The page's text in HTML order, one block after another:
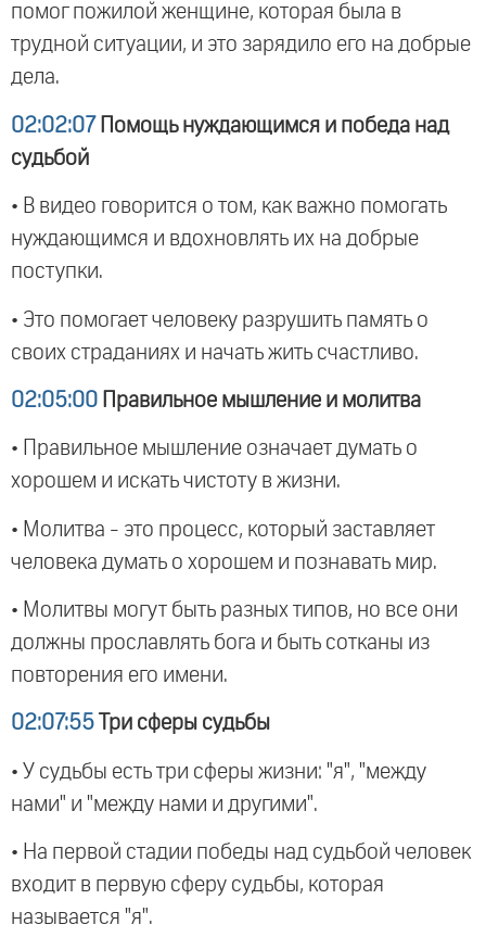
помог пожилой женщине, которая была в
трудной ситуации, и это зарядило его на добрые
дела.
02:02:07 Помощь нуждающимся и победа над
судьбой
• В видео говорится о том, как важно помогать
нуждающимся и вдохновлять их на добрые
поступки.
• Это помогает человеку разрушить память о
своих страданиях и начать жить счастливо.
02:05:00 Правильное мышление и молитва
• Правильное мышление означает думать о
хорошем и искать чистоту в жизни.
• Молитва - это процесс, который заставляет
человека думать о хорошем и познавать мир.
• Молитвы могут быть разных типов, но все они
должны прославлять бога и быть сотканы из
повторения его имени.
02:07:55 Три сферы судьбы
• У судьбы есть три сферы жизни: "я", "между
нами" и "между нами и другими".
• На первой стадии победы над судьбой человек
входит в первую сферу судьбы, которая
называется "я".